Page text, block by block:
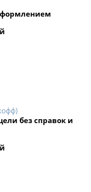
без справок и